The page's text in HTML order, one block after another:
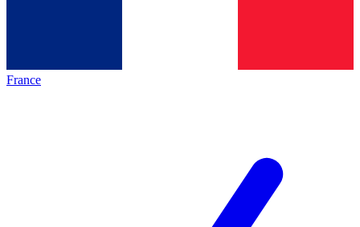
France